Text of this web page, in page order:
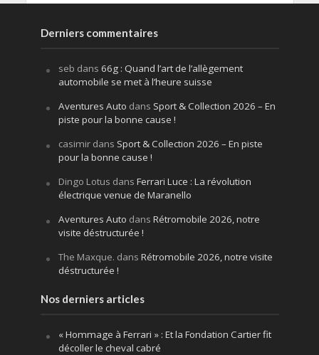
Derniers commentaires
seb dans 66g : Quand l’art de l’allègement
automobile se met à l’heure suisse
Aventures Auto dans Sport & Collection 2026 – En
piste pour la bonne cause !
casimirdans Sport & Collection 2026 – En piste
pour la bonne cause !
Dingo Lotus dans Ferrari Luce : La révolution
électrique venue de Maranello
Aventures Auto dans Rétromobile 2026, notre
visite déstructurée !
The Maxque. dans Rétromobile 2026, notre visite
déstructurée !
Nos derniers articles
« Hommage à Ferrari » : Et la Fondation Cartier fit
décoller le cheval cabré